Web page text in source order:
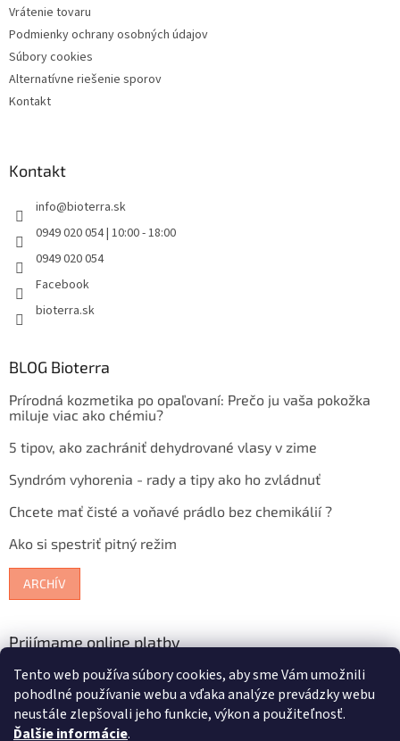
Tento web používa súbory cookies, aby sme Vám umožnili
pohodlné používanie webu a vďaka analýze prevádzky webu
neustále zlepšovali jeho funkcie, výkon a použiteľnosť.
Ďalšie informácie.
Vrátenie tovaru
Podmienky ochrany osobných údajov
Súbory cookies
Alternatívne riešenie sporov
Kontakt
Kontakt
info@bioterra.sk
0949 020 054 | 10:00 - 18:00
0949 020 054
Facebook
bioterra.sk
BLOG Bioterra
Prírodná kozmetika po opaľovaní: Prečo ju vaša pokožka
miluje viac ako chémiu?
5 tipov, ako zachrániť dehydrované vlasy v zime
Syndróm vyhorenia - rady a tipy ako ho zvládnuť
Chcete mať čisté a voňavé prádlo bez chemikálií ?
Ako si spestriť pitný režim
ARCHÍV
Prijímame online platby